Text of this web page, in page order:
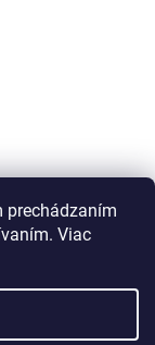
prechádzaním
Viac